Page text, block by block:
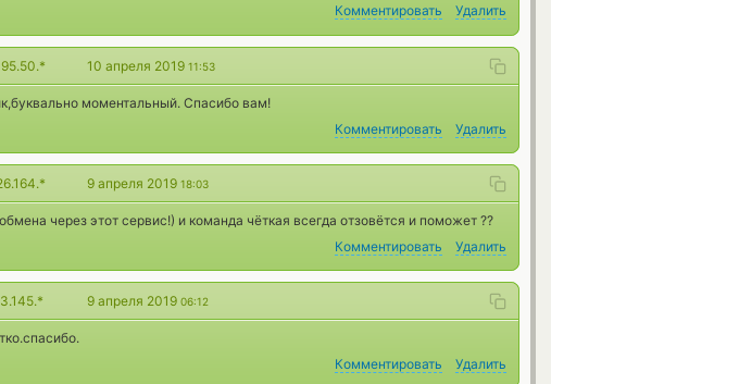
Комментировать Удалить
10 апреля 2019 11:53
моментальный. Спасибо вам!
Комментировать
Удалить
9 апреля 2019 18:03
через этот сервис!) и команда чёткая всегда отзовётся и поможет ??
Комментировать
Удалить
9 апреля 2019 06:12
Комментировать
Удалить